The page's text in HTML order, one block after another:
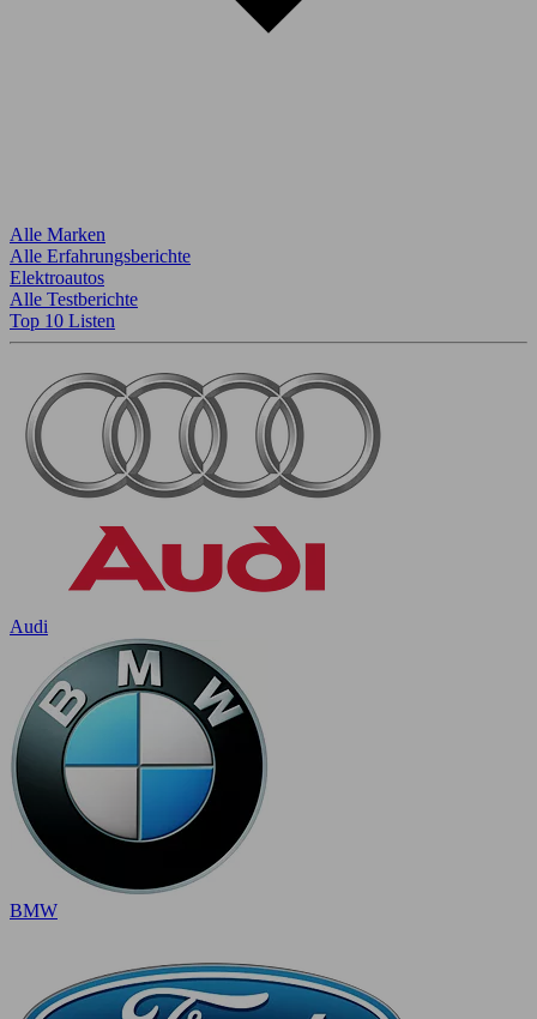
Alle Marken
Alle Erfahrungsberichte
Elektroautos
Alle Testberichte
Top 10 Listen
Audi
BMW